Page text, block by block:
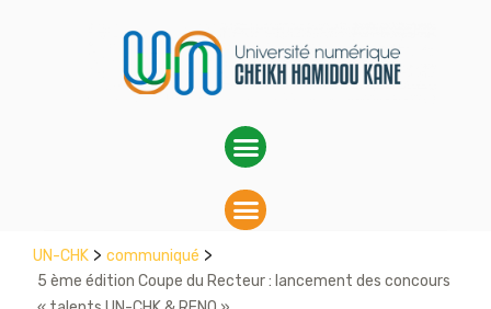
UN-CHK > communiqué >
5 ème édition Coupe du Recteur : lancement des concours